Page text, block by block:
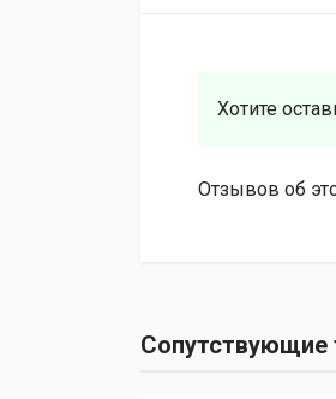
Хотите
Отзывов об
Сопутствующие